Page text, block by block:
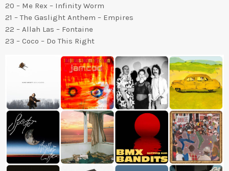
20 – Me Rex – Infinity Worm
21 – The Gaslight Anthem – Empires
22 – Allah Las – Fontaine
23 – Coco – Do This Right